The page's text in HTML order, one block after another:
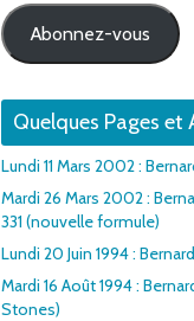
mail
Abonnez-vous
Quelques Pages et
Lundi 11 Mars 2002 :
Mardi 26 Mars 2002 :
331 (nouvelle formule)
Lundi 20 Juin 1994 :
Mardi 16 Août 1994 :
Stones)